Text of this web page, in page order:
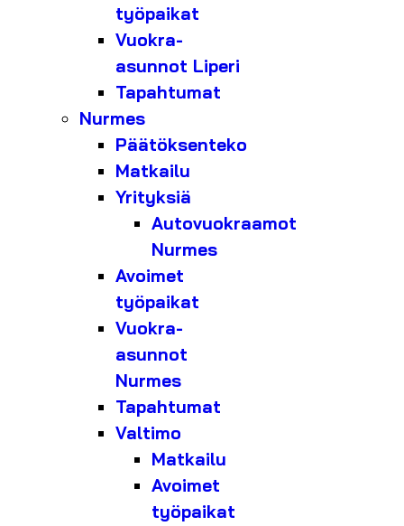
työpaikat
Vuokra-
asunnot Liperi
Tapahtumat
Nurmes
Päätöksenteko
Matkailu
Yrityksiä
Autovuokraamot
Nurmes
Avoimet
työpaikat
Vuokra-
asunnot
Nurmes
Tapahtumat
Valtimo
Matkailu
Avoimet
työpaikat